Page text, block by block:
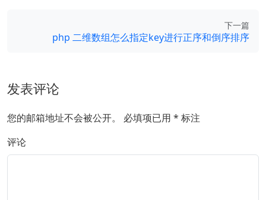
下一篇
php 二维数组怎么指定key进行正序和倒序排序
发表评论
您的邮箱地址不会被公开。 必填项已用 * 标注
评论